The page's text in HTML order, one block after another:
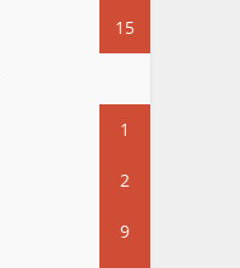
15
1
2
9